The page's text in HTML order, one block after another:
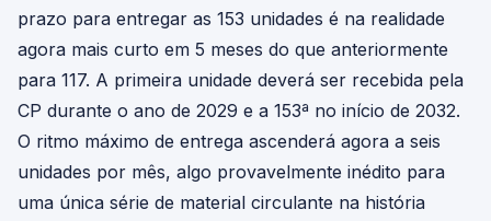
prazo para entregar as 153 unidades é na realidade
agora mais curto em 5 meses do que anteriormente
para 117. A primeira unidade deverá ser recebida pela
CP durante o ano de 2029 e a 153ª no início de 2032.
O ritmo máximo de entrega ascenderá agora a seis
unidades por mês, algo provavelmente inédito para
uma única série de material circulante na história